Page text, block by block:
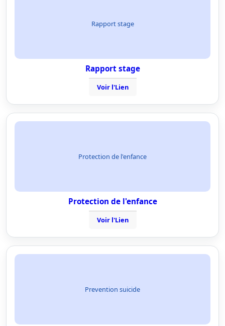
Rapport stage
Rapport stage
Voir l'Lien
Protection de l'enfance
Protection de l'enfance
Voir l'Lien
Prevention suicide